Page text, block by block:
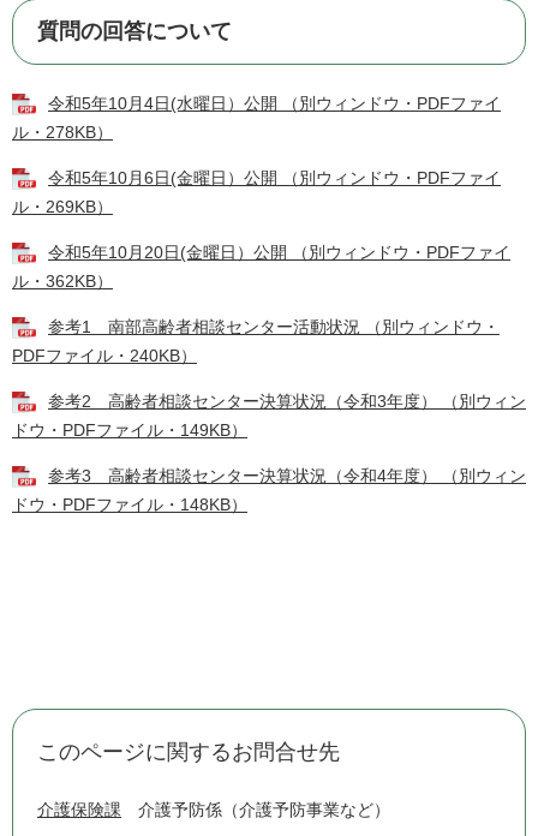
質問の回答について
令和5年10月4日(水曜日）公開 （別ウィンドウ・PDFファイ
ル・278KB）
令和5年10月6日(金曜日）公開 （別ウィンドウ・PDFファイ
ル・269KB）
令和5年10月20日(金曜日）公開 （別ウィンドウ・PDFファイ
ル・362KB）
参考1 南部高齢者相談センター活動状況 （別ウィンドウ・
PDFファイル・240KB）
参考2 高齢者相談センター決算状況（令和3年度） （別ウィン
ドウ・PDFファイル・149KB）
参考3 高齢者相談センター決算状況（令和4年度） （別ウィン
ドウ・PDFファイル・148KB）
このページに関するお問合せ先
介護保険課 介護予防係（介護予防事業など）